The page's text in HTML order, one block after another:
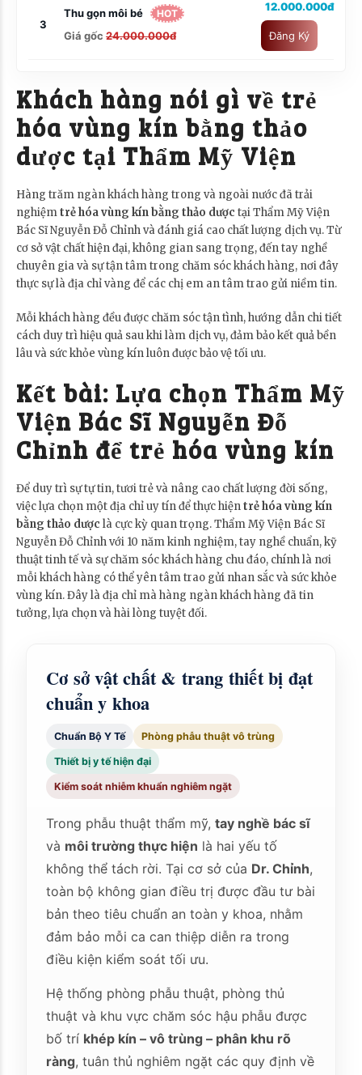
3
Thu gọn môi bé HOT
Giá gốc 24.000.000đ
12.000.000đ
Đăng Ký
Khách hàng nói gì về trẻ
hóa vùng kín bằng thảo
dược tại Thẩm Mỹ Viện
Hàng trăm ngàn khách hàng trong và ngoài nước đã trải
nghiệmtrẻ hóa vùng kín bằng thảo dược tại Thẩm Mỹ Viện
Bác Sĩ Nguyễn Đỗ Chỉnh và đánh giá cao chất lượng dịch vụ. Từ
cơ sở vật chất hiện đại, không gian sang trọng, đến tay nghề
chuyên gia và sự tận tâm trong chăm sóc khách hàng, nơi đây
thực sự là địa chỉ vàng để các chị em an tâm trao gửi niềm tin.
Mỗi khách hàng đều được chăm sóc tận tình, hướng dẫn chi tiết
cách duy trì hiệu quả sau khi làm dịch vụ, đảm bảo kết quả bền
lâu và sức khỏe vùng kín luôn được bảo vệ tối ưu.
Kết bài: Lựa chọn Thẩm Mỹ
Viện Bác Sĩ Nguyễn Đỗ
Chỉnh để trẻ hóa vùng kín
Để duy trì sự tự tin, tươi trẻ và nâng cao chất lượng đời sống,
việc lựa chọn một địa chỉ uy tín để thực hiệntrẻ hóa vùng kín
bằng thảo dược là cực kỳ quan trọng. Thẩm Mỹ Viện Bác Sĩ
Nguyễn Đỗ Chỉnh với 10 năm kinh nghiệm, tay nghề chuẩn, kỹ
thuật tinh tế và sự chăm sóc khách hàng chu đáo, chính là nơi
mỗi khách hàng có thể yên tâm trao gửi nhan sắc và sức khỏe
vùng kín. Đây là địa chỉ mà hàng ngàn khách hàng đã tin
tưởng, lựa chọn và hài lòng tuyệt đối.
Cơ sở vật chất & trang thiết bị đạt
chuẩn y khoa
Chuẩn Bộ Y Tế Phòng phẫu thuật vô trùng
Thiết bị y tế hiện đại
Kiểm soát nhiễm khuẩn nghiêm ngặt
Trong phẫu thuật thẩm mỹ,tay nghề bác sĩ
và môi trường thực hiện là hai yếu tố
không thể tách rời. Tại cơ sở của Dr. Chỉnh,
toàn bộ không gian điều trị được đầu tư bài
bản theo tiêu chuẩn an toàn y khoa, nhằm
đảm bảo mỗi ca can thiệp diễn ra trong
điều kiện kiểm soát tối ưu.
Hệ thống phòng phẫu thuật, phòng thủ
thuật và khu vực chăm sóc hậu phẫu được
bố trí khép kín – vô trùng – phân khu rõ
ràng, tuân thủ nghiêm ngặt các quy định về